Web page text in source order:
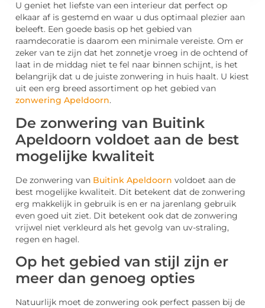
U geniet het liefste van een interieur dat perfect op
elkaar af is gestemd en waar u dus optimaal plezier aan
beleeft. Een goede basis op het gebied van
raamdecoratie is daarom een minimale vereiste. Om er
zeker van te zijn dat het zonnetje vroeg in de ochtend of
laat in de middag niet te fel naar binnen schijnt, is het
belangrijk dat u de juiste zonwering in huis haalt. U kiest
uit een erg breed assortiment op het gebied van
zonwering Apeldoorn.
De zonwering van Buitink
Apeldoorn voldoet aan de best
mogelijke kwaliteit
De zonwering van Buitink Apeldoorn voldoet aan de
best mogelijke kwaliteit. Dit betekent dat de zonwering
erg makkelijk in gebruik is en er na jarenlang gebruik
even goed uit ziet. Dit betekent ook dat de zonwering
vrijwel niet verkleurd als het gevolg van uv-straling,
regen en hagel.
Op het gebied van stijl zijn er
meer dan genoeg opties
Natuurlijk moet de zonwering ook perfect passen bij de